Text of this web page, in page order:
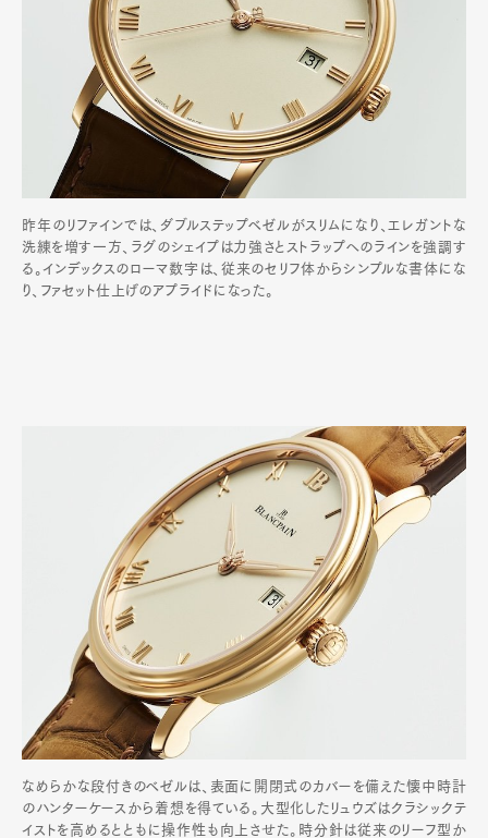
昨年のリファインでは、ダブルステップベゼルがスリムになり、エレガントな
洗練を増す一方、ラグのシェイプは力強さとストラップへのラインを強調す
る。インデックスのローマ数字は、従来のセリフ体からシンプルな書体にな
り、ファセット仕上げのアプライドになった。
なめらかな段付きのベゼルは、表面に開閉式のカバーを備えた懐中時計
のハンターケースから着想を得ている。大型化したリュウズはクラシックテ
イストを高めるとともに操作性も向上させた。時分針は従来のリーフ型か